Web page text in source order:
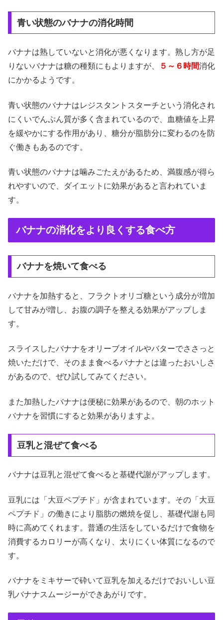
青い状態のバナナの消化時間
バナナは熟していないと消化が悪くなります。熟し方が足
りないバナナは糖の種類にもよりますが、
５～６時間消化
にかかるようです。
青い状態のバナナはレジスタントスターチという消化され
にくいでんぷん質が多く含まれているので、血糖値を上昇
を緩やかにする作用があり、糖分が脂肪分に変わるのを防
ぐ働きもあるのです。
青い状態のバナナは噛みごたえがあるため、満腹感が得ら
れやすいので、ダイエットに効果があると言われていま
す。
バナナの消化をより良くする食べ方
バナナを焼いて食べる
バナナを加熱すると、フラクトオリゴ糖という成分が増加
して甘みが増し、お腹の調子を整える効果がアップしま
す。
スライスしたバナナをオリーブオイルやバターでささっと
焼いただけで、そのまま食べるバナナとは違ったおいしさ
があるので、ぜひ試してみてください。
また加熱したバナナは便秘に効果があるので、朝のホット
バナナを習慣にすると効果がありますよ。
豆乳と混ぜて食べる
バナナは豆乳と混ぜて食べると基礎代謝がアップします。
豆乳には「大豆ペプチド」が含まれています。その「大豆
ペプチド」の働きにより脂肪の燃焼を促し、基礎代謝も同
時に高めてくれます。普通の生活をしているだけで食物を
消費するカロリーが高くなり、太りにくい体質になるので
す。
バナナをミキサーで砕いて豆乳を加えるだけでおいしい豆
乳バナナスムージーができあがりです。